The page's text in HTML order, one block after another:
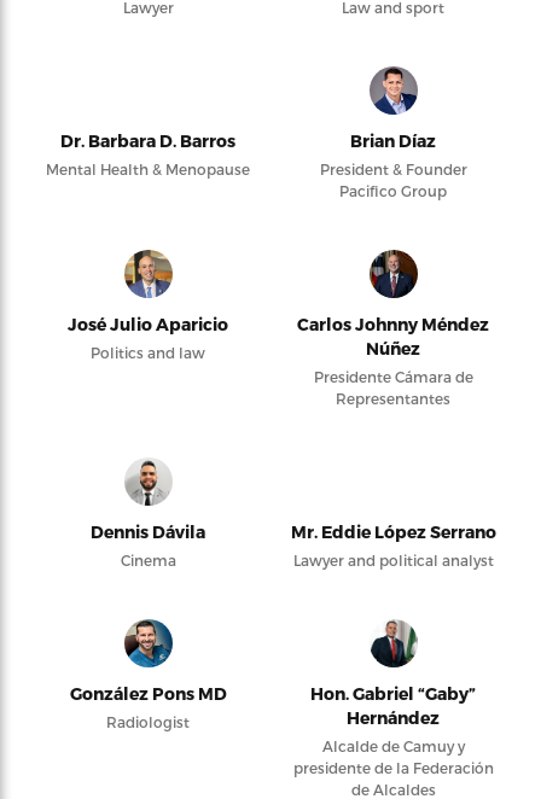
Lawyer Law and sport
Dr. Barbara D. Barros
Mental Health & Menopause
Brian Díaz
President & Founder
Pacifico Group
José Julio Aparicio
Politics and law
Carlos Johnny Méndez
Núñez
Presidente Cámara de
Representantes
Dennis Dávila
Cinema
Mr. Eddie López Serrano
Lawyer and political analyst
González Pons MD
Radiologist
Hon. Gabriel “Gaby”
Hernández
Alcalde de Camuy y
presidente de la Federación
de Alcaldes